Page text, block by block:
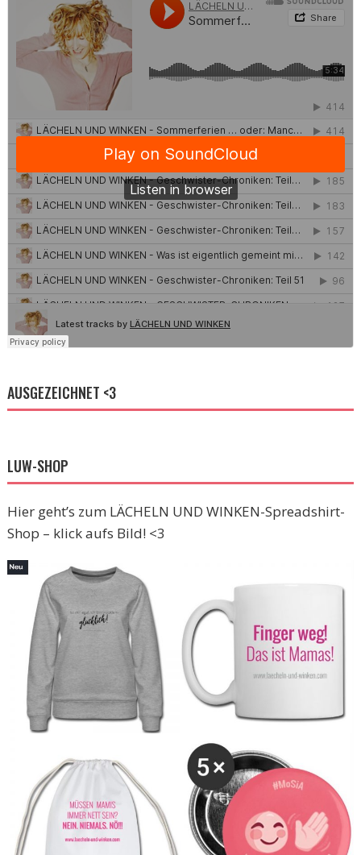
AUSGEZEICHNET <3
LUW-SHOP
Hier geht’s zum LÄCHELN UND WINKEN-Spreadshirt-
Shop – klick aufs Bild! <3